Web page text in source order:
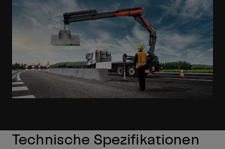
Technische Spezifikationen